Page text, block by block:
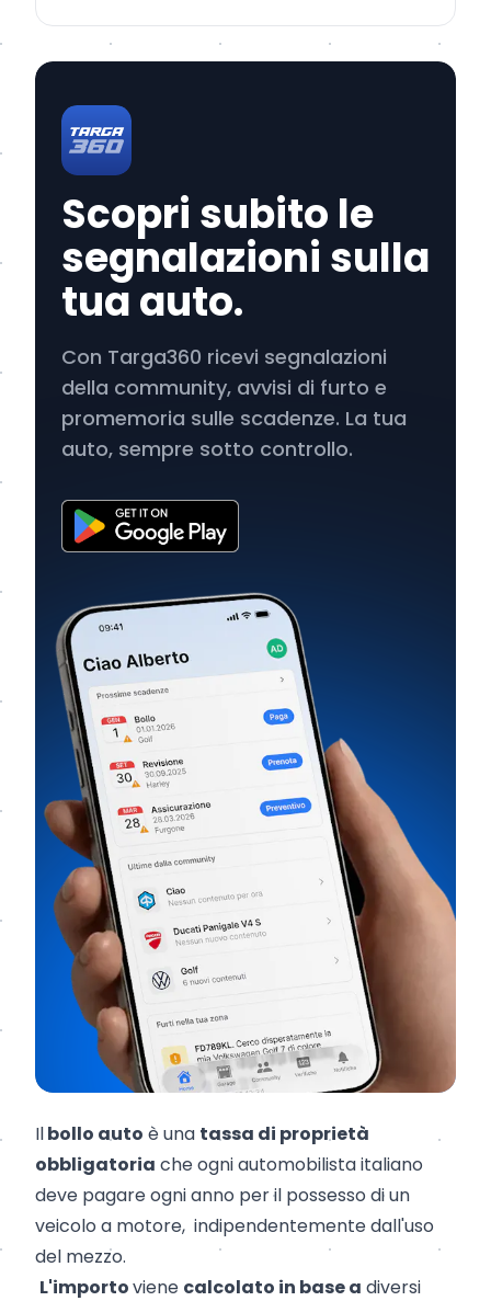
Scopri subito le
segnalazioni sulla
tua auto.
Con Targa360 ricevi segnalazioni
della community, avvisi di furto e
promemoria sulle scadenze. La tua
auto, sempre sotto controllo.
Ilbollo auto è una tassa di proprietà
obbligatoria che ogni automobilista italiano
deve pagare ogni anno per il possesso di un
veicolo a motore, indipendentemente dall'uso
del mezzo.
L'importoviene calcolato in base a diversi